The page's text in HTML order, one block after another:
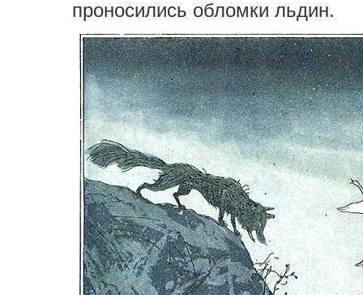
проносились обломки льдин.